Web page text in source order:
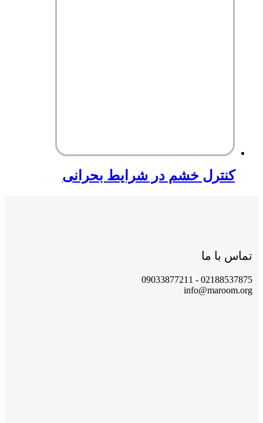
کنترل خشم در شرایط بحرانی
تماس با ما
02188537875 - 09033877211
info@maroom.org